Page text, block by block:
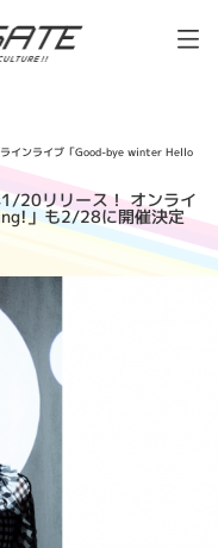
インライブ「Good-bye winter Hello
20リリース！ オンライ
」も2/28に開催決定